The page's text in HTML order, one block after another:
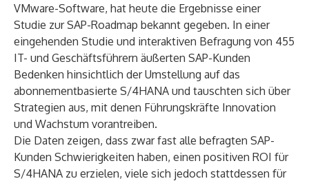
VMware-Software, hat heute die Ergebnisse einer
Studie zur SAP-Roadmap bekannt gegeben. In einer
eingehenden Studie und interaktiven Befragung von 455
IT- und Geschäftsführern äußerten SAP-Kunden
Bedenken hinsichtlich der Umstellung auf das
abonnementbasierte S/4HANA und tauschten sich über
Strategien aus, mit denen Führungskräfte Innovation
und Wachstum vorantreiben.
Die Daten zeigen, dass zwar fast alle befragten SAP-
Kunden Schwierigkeiten haben, einen positiven ROI für
S/4HANA zu erzielen, viele sich jedoch stattdessen für